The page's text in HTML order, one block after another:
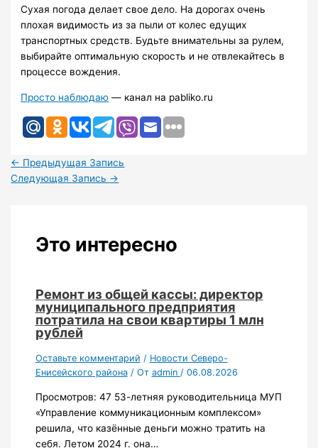
Сухая погода делает свое дело. На дорогах очень
плохая видимость из за пыли от колес едущих
транспортных средств. Будьте внимательны за рулем,
выбирайте оптимальную скорость и не отвлекайтесь в
процессе вождения.
Просто наблюдаю — канал на pabliko.ru
← Предыдущая Запись
Следующая Запись →
Это интересно
Ремонт из общей кассы: директор
муниципального предприятия
потратила на свои квартиры 1 млн
рублей
Оставьте комментарий / Новости Северо-
Енисейского района/ От admin / 06.08.2026
Просмотров: 47 53-летняя руководительница МУП
«Управление коммуникационным комплексом»
решила, что казённые деньги можно тратить на
себя. Летом 2024 г. она…